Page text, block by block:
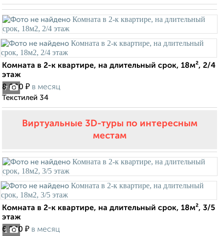
7
Комната в 2-к квартире, на длительный срок, 18м², 2/4
этаж
8 000 ₽ в месяц
Текстилей 34
Виртуальные 3D-туры по интересным
местам
1
Комната в 2-к квартире, на длительный срок, 18м², 3/5
этаж
6 500 ₽ в месяц